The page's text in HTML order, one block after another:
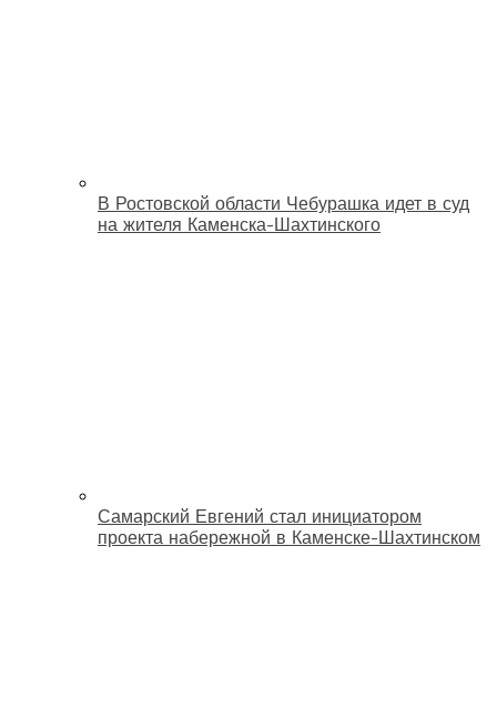
В Ростовской области Чебурашка идет в суд
на жителя Каменска-Шахтинского
Самарский Евгений стал инициатором
проекта набережной в Каменске-Шахтинском